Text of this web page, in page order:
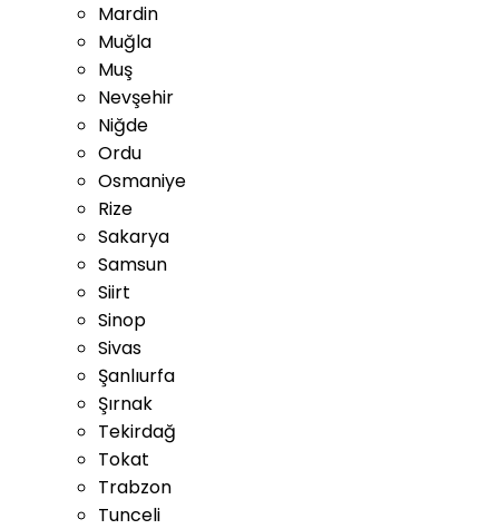
Mardin
Muğla
Muş
Nevşehir
Niğde
Ordu
Osmaniye
Rize
Sakarya
Samsun
Siirt
Sinop
Sivas
Şanlıurfa
Şırnak
Tekirdağ
Tokat
Trabzon
Tunceli